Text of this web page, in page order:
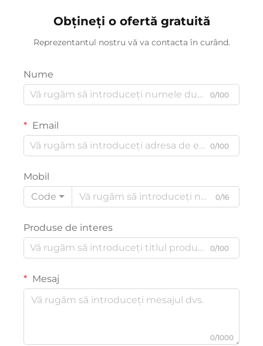
Obțineți o ofertă gratuită
Reprezentantul nostru vă va contacta în curând.
Nume
0/100
Email
0/100
Mobil
Code
0/16
Produse de interes
0/100
Mesaj
0/1000